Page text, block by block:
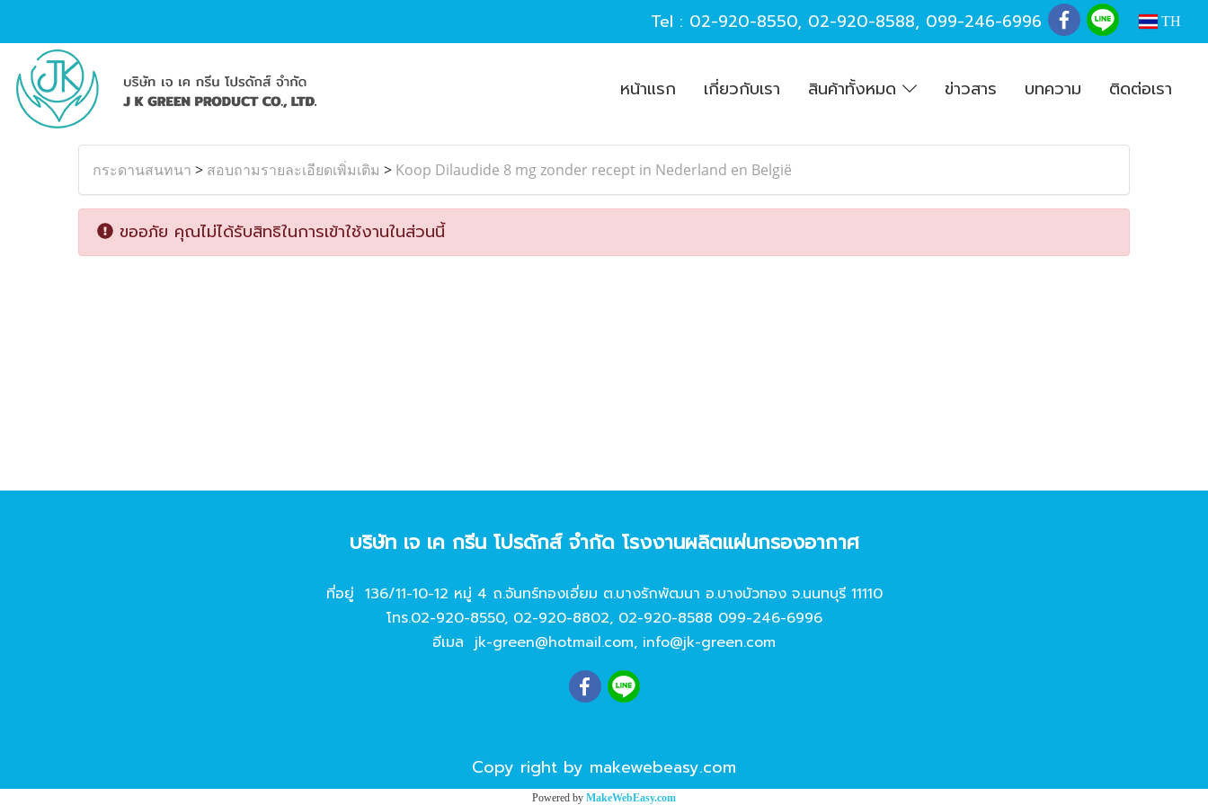
Tel : 02-920-8550, 02-920-8588, 099-246-6996 TH
หน้าแรก เกี่ยวกับเรา สินค้าทั้งหมด ข่าวสาร บทความ ติดต่อเรา
กระดานสนทนา > สอบถามรายละเอียดเพิ่มเติม > Koop Dilaudide 8 mg zonder recept in Nederland en België
ขออภัย คุณไม่ได้รับสิทธิในการเข้าใช้งานในส่วนนี้
บริษัท เจ เค กรีน โปรดักส์ จํากัด โรงงานผลิตแผ่นกรองอากาศ
ที่อยู่ 136/11-10-12 หมู่ 4 ถ.จันทร์ทองเอี่ยม ต.บางรักพัฒนา อ.บางบัวทอง จ.นนทบุรี 11110
โทร.02-920-8550, 02-920-8802, 02-920-8588 099-246-6996
อีเมล jk-green@hotmail.com, info@jk-green.com
Copy right by makewebeasy.com
Powered by MakeWebEasy.com